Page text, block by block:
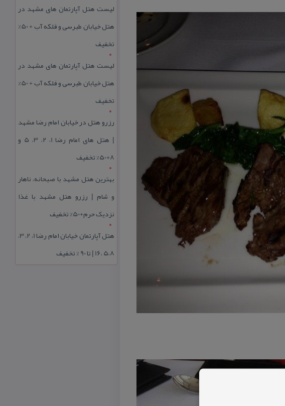
لیست هتل آپارتمان های مشهد در
هتل خیابان طبرسی و فلکه آب + 50%
تخفیف
لیست هتل آپارتمان های مشهد در
هتل خیابان طبرسی و فلکه آب + 50%
تخفیف
رزرو هتل در خیابان امام رضا مشهد
| هتل‌ های امام رضا 1، 2، 3، 5 و
8+50% تخفیف
بهترین هتل مشهد با صبحانه، ناهار
و شام | رزرو هتل مشهد با غذا
نزدیک حرم+50% تخفیف
هتل آپارتمان خیابان امام رضا 1، 2، 3،
5،8 ،16 | تا 90 % تخفیف